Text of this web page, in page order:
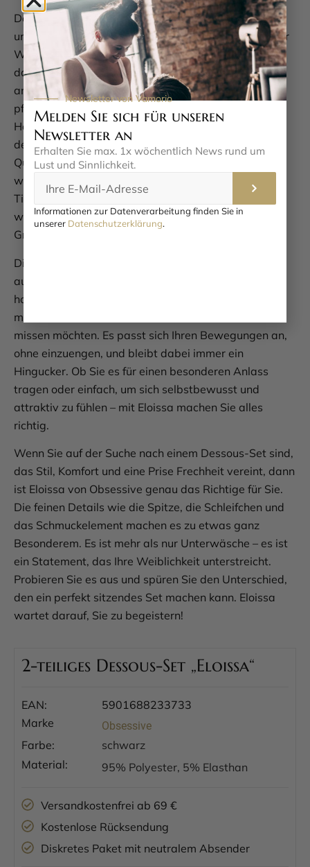
Das Eloissa Dessous-Set besteht aus 95 % Polyester
und 5 % Elasthan – eine Kombination, die nicht nur für
Weichheit und Elastizität sorgt, sondern auch dafür,
dass das Set seine Form behält. Der Stoff fühlt sich
angenehm auf der Haut an und ist gleichzeitig
pflegeleicht. Wir empfehlen Ihnen, das Set per
Handwäsche zu reinigen, um die feinen Spitzen und
den glänzenden Satin zu schonen. So bleibt die
Qualität lange erhalten, und Sie können sich immer
wieder an dem makellosen Look erfreuen. Ein kleiner
Tipp: Achten Sie darauf, dass Sie die richtige Größe
wählen, denn Obsessive hat eine eigene
Größentabelle, die Sie bei der Auswahl unterstützt.
Dieses Set ist nicht nur ein Augenschmaus, sondern
auch ein echtes Wohlfühlstück. Die Kombination aus
hochwertigen Materialien und durchdachtem Design
macht Eloissa zu einem Dessous, das Sie nicht mehr
missen möchten. Es passt sich Ihren Bewegungen an,
ohne einzuengen, und bleibt dabei immer ein
Hingucker. Ob Sie es für einen besonderen Anlass
tragen oder einfach, um sich selbstbewusst und
attraktiv zu fühlen – mit Eloissa machen Sie alles
richtig.
Wenn Sie auf der Suche nach einem Dessous-Set sind,
das Stil, Komfort und eine Prise Frechheit vereint, dann
ist Eloissa von Obsessive genau das Richtige für Sie.
Die feinen Details wie die Spitze, die Schleifchen und
das Schmuckelement machen es zu etwas ganz
Besonderem. Es ist mehr als nur Unterwäsche – es ist
ein Statement, das Ihre Weiblichkeit unterstreicht.
Probieren Sie es aus und spüren Sie den Unterschied,
den ein perfekt sitzendes Set machen kann. Eloissa
wartet darauf, Sie zu begeistern!
2-teiliges Dessous-Set „Eloissa“
EAN:
5901688233733
Marke
Obsessive
Farbe:
schwarz
Material:
95% Polyester, 5% Elasthan
Versandkostenfrei ab 69 €
Kostenlose Rücksendung
Diskretes Paket mit neutralem Absender
Newsletter von Vamorio
Melden Sie sich für unseren
Newsletter an
Erhalten Sie max. 1x wöchentlich News rund um
Lust und Sinnlichkeit.
Informationen zur Datenverarbeitung finden Sie in
unserer Datenschutzerklärung.